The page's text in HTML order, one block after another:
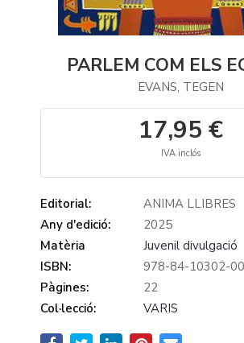
PARLEM COM ELS
EVANS, TEGEN
17,95 €
IVA inclós
Editorial:
ANIMA LLIBRES
Any d'edició:
2025
Matèria
Juvenil divulgació
ISBN:
978-84-10302-
Pàgines:
22
Col·lecció:
VARIS